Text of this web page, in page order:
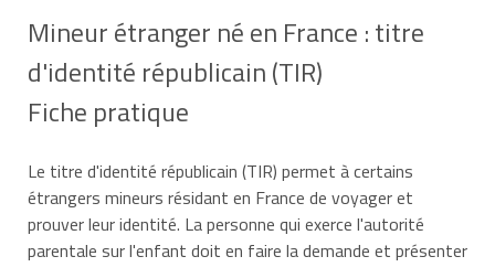
Mineur étranger né en France : titre
d'identité républicain (TIR)
Fiche pratique
Le titre d'identité républicain (TIR) permet à certains
étrangers mineurs résidant en France de voyager et
prouver leur identité. La personne qui exerce l'autorité
parentale sur l'enfant doit en faire la demande et présenter